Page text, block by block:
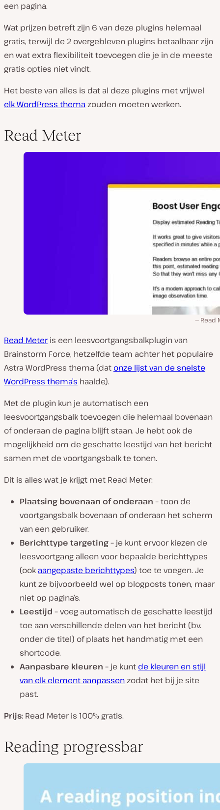
een pagina.
Wat prijzen betreft zijn 6 van deze plugins helemaal
gratis, terwijl de 2 overgebleven plugins betaalbaar zijn
en wat extra flexibiliteit toevoegen die je in de meeste
gratis opties niet vindt.
Het beste van alles is dat al deze plugins met vrijwel
elk WordPress themazouden moeten werken.
Read Meter
Read
Read Meteris een leesvoortgangsbalkplugin van
Brainstorm Force, hetzelfde team achter het populaire
Astra WordPress thema (dat onze lijst van de snelste
WordPress thema’s haalde).
Met de plugin kun je automatisch een
leesvoortgangsbalk toevoegen die helemaal bovenaan
of onderaan de pagina blijft staan. Je hebt ook de
mogelijkheid om de geschatte leestijd van het bericht
samen met de voortgangsbalk te tonen.
Dit is alles wat je krijgt met Read Meter:
Plaatsing bovenaan of onderaan – toon de
voortgangsbalk bovenaan of onderaan het scherm
van een gebruiker.
Berichttype targeting – je kunt ervoor kiezen de
leesvoortgang alleen voor bepaalde berichttypes
(ook aangepaste berichttypes) toe te voegen. Je
kunt ze bijvoorbeeld wel op blogposts tonen, maar
niet op pagina’s.
Leestijd –voeg automatisch de geschatte leestijd
toe aan verschillende delen van het bericht (bv.
onder de titel) of plaats het handmatig met een
shortcode.
Aanpasbare kleuren – je kunt de kleuren en stijl
van elk element aanpassenzodat het bij je site
past.
Prijs: Read Meter is 100% gratis.
Reading progressbar